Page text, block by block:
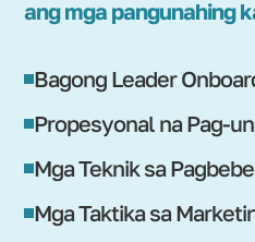
ang mga pangunahing
Bagong Leader
Propesyonal na Pag-
Mga Teknik sa
Mga Taktika sa